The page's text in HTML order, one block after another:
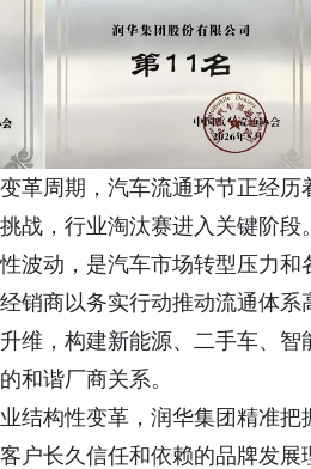
革周期，汽车流通环节正经
战，行业淘汰赛进入关键阶
波动，是汽车市场转型压力
销商以务实行动推动流通体
维，构建新能源、二手车、
和谐厂商关系。
结构性变革，润华集团精准
户长久信任和依赖的品牌发